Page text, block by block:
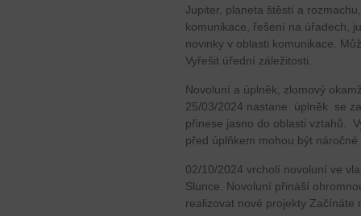
Jupiter, planeta štěstí a
komunikace, řešení na úřadech,
novinky v oblasti komunikace.
Vyřešit úřední záležitosti.
Novoluní a úplněk, zlomový
25/03/2024 nastane úplněk se
přinese jasno do oblasti vztahů.
před úplňkem mohou být
02/10/2024 vrcholí novoluní ve
Slunce. Novoluní přináší
realizovat nové projekty Začínáte